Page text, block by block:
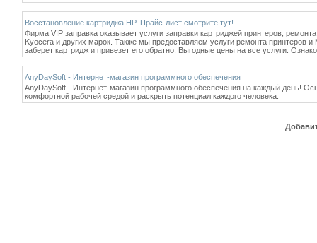
Восстановление картриджа HP. Прайс-лист смотрите тут!
Фирма VIP заправка оказывает услуги заправки картриджей принтеров,
Kyocera и других марок. Также мы предоставляем услуги ремонта принтеров
заберет картридж и привезет его обратно. Выгодные цены на все услуги.
AnyDaySoft - Интернет-магазин программного обеспечения
AnyDaySoft - Интернет-магазин программного обеспечения на каждый день!
комфортной рабочей средой и раскрыть потенциал каждого человека.